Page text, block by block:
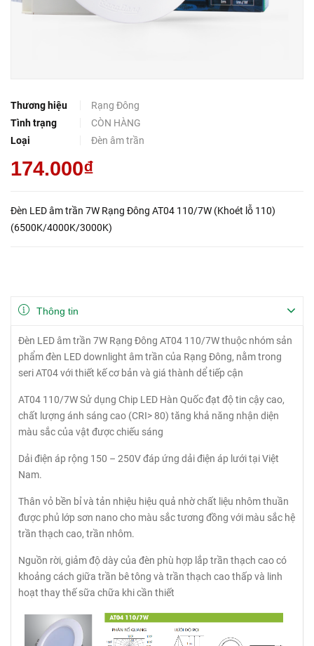
Thương hiệu
Rạng Đông
Tình trạng
CÒN HÀNG
Loại
Đèn âm trần
174.000₫
Đèn LED âm trần 7W Rạng Đông AT04 110/7W (Khoét lỗ 110)
(6500K/4000K/3000K)
Thông tin
Đèn LED âm trần 7W Rạng Đông AT04 110/7W thuộc nhóm sản
phẩm đèn LED downlight âm trần của Rạng Đông, nằm trong
seri AT04 với thiết kế cơ bản và giá thành dể tiếp cận
AT04 110/7W Sử dụng Chip LED Hàn Quốc đạt độ tin cậy cao,
chất lượng ánh sáng cao (CRI> 80) tăng khả năng nhận diện
màu sắc của vật được chiếu sáng
Dải điện áp rộng 150 – 250V đáp ứng dải điện áp lưới tại Việt
Nam.
Thân vỏ bền bỉ và tản nhiệu hiệu quả nhờ chất liệu nhôm thuần
được phủ lớp sơn nano cho màu sắc tương đồng với màu sắc hệ
trần thạch cao, trần nhôm.
Nguồn rời, giảm độ dày của đèn phù hợp lắp trần thạch cao có
khoảng cách giữa trần bê tông và trần thạch cao thấp và linh
hoạt thay thế sữa chữa khi cần thiết